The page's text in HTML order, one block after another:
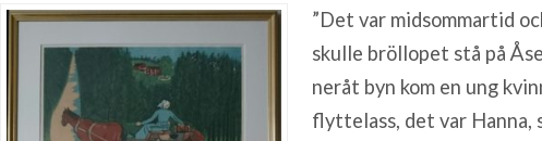
”Det var midsommartid
skulle bröllopet stå på
neråt byn kom en ung
flyttelass, det var Hanna,